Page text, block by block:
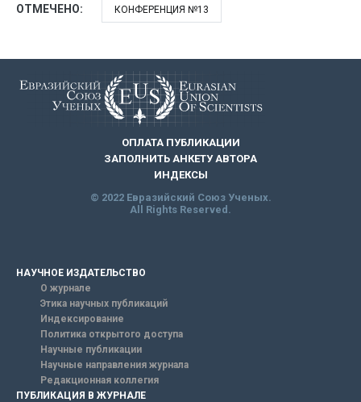
ОТМЕЧЕНО: КОНФЕРЕНЦИЯ №13
ОПЛАТА ПУБЛИКАЦИИ
ЗАПОЛНИТЬ АНКЕТУ АВТОРА
ИНДЕКСЫ
© 2022 Евразийский Союз Ученых.
All Rights Reserved.
НАУЧНОЕ ИЗДАТЕЛЬСТВО
О журнале
Этика научных публикаций
Индексирование
Политика открытого доступа
Научные публикации
Научные направления журнала
Редакционная коллегия
ПУБЛИКАЦИЯ В ЖУРНАЛЕ